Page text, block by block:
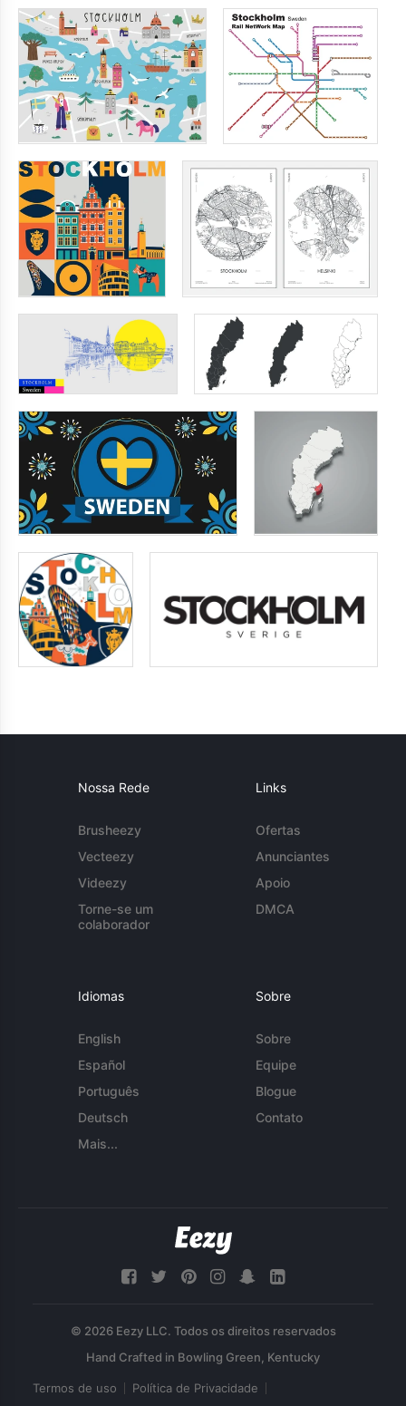
Nossa Rede
Brusheezy
Vecteezy
Videezy
Torne-se um
colaborador
Links
Ofertas
Anunciantes
Apoio
DMCA
Idiomas
English
Español
Português
Deutsch
Mais...
Sobre
Sobre
Equipe
Blogue
Contato
© 2026 Eezy LLC. Todos os direitos reservados
Termos de uso Política de Privacidade